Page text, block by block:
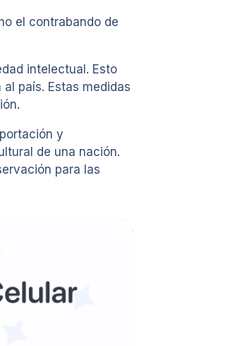
el contrabando de
intelectual. Esto
país. Estas medidas
y
de una nación.
para las